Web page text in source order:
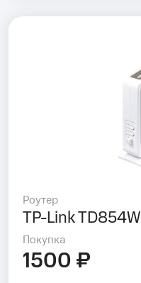
Роутер
TP-Link TD854W
Покупка
1500 ₽